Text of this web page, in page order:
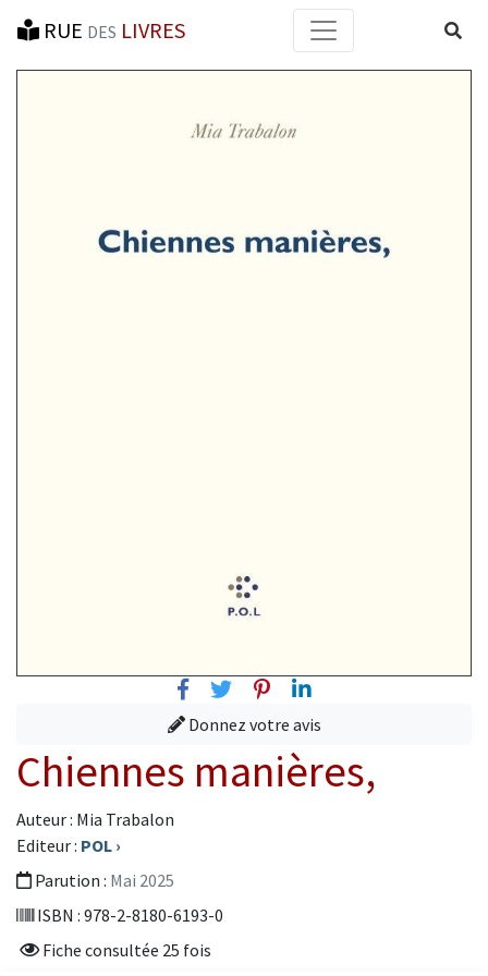
RUE DES LIVRES
FacebookTwitterPinterest
Linkedin
Donnez votre avis
Chiennes manières,
Auteur : Mia Trabalon
Editeur : POL ›
Parution : Mai 2025
ISBN : 978-2-8180-6193-0
Fiche consultée 25 fois